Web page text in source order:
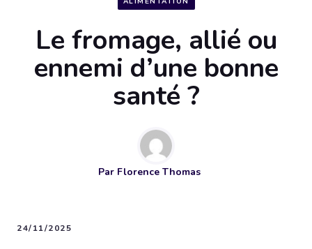
Le fromage, allié ou
ennemi d’une bonne
santé ?
Par Florence Thomas
24/11/2025